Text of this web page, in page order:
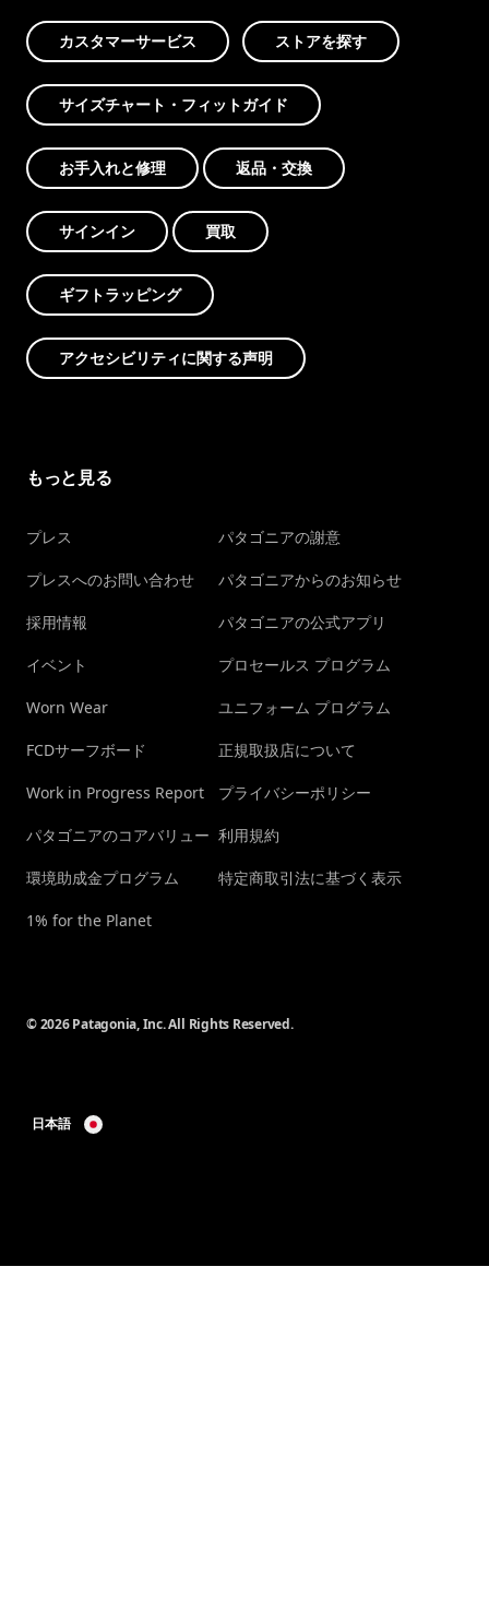
カスタマーサービス ストアを探す
サイズチャート・フィットガイド
お手入れと修理 返品・交換
サインイン 買取
ギフトラッピング
アクセシビリティに関する声明
もっと見る
プレス
プレスへのお問い合わせ
採用情報
イベント
Worn Wear
FCDサーフボード
Work in Progress Report
パタゴニアのコアバリュー
環境助成金プログラム
1% for the Planet
パタゴニアの謝意
パタゴニアからのお知らせ
パタゴニアの公式アプリ
プロセールス プログラム
ユニフォーム プログラム
正規取扱店について
プライバシーポリシー
利用規約
特定商取引法に基づく表示
© 2026 Patagonia, Inc. All Rights Reserved.
日本語